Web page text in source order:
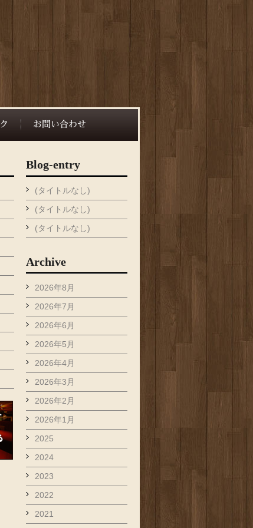
Blog-entry
(タイトルなし)
(タイトルなし)
(タイトルなし)
Archive
2026年8月
2026年7月
2026年6月
2026年5月
2026年4月
2026年3月
2026年2月
2026年1月
2025
2024
2023
2022
2021